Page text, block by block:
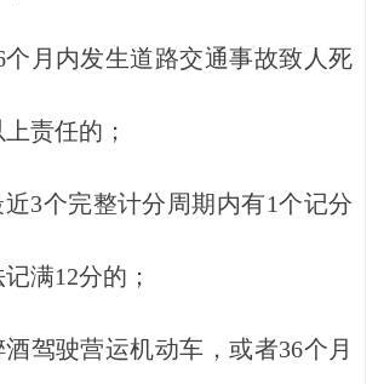
月内发生道路交通事故致人死
责任的；
个完整计分周期内有1个记分
满12分的；
驶营运机动车，或者36个月